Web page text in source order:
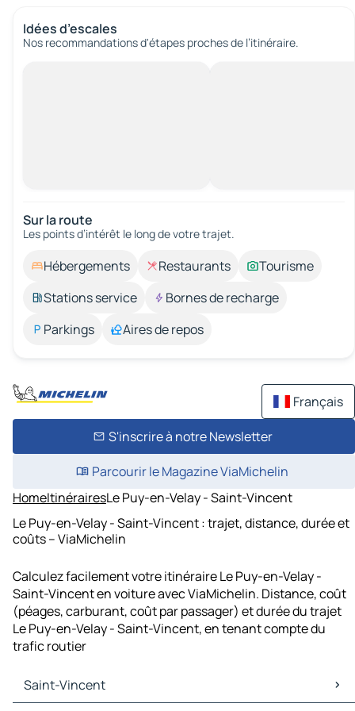
Idées d’escales
Nos recommandations d'étapes proches de l’itinéraire.
Sur la route
Les points d’intérêt le long de votre trajet.
Hébergements Restaurants
Tourisme
Stations service
Bornes de recharge
Parkings
Aires de repos
Français
S'inscrire à notre Newsletter
Parcourir le Magazine ViaMichelin
HomeItinérairesLe Puy-en-Velay - Saint-Vincent
Le Puy-en-Velay - Saint-Vincent : trajet, distance, durée et
coûts – ViaMichelin
Calculez facilement votre itinéraire Le Puy-en-Velay -
Saint-Vincent en voiture avec ViaMichelin. Distance, coût
(péages, carburant, coût par passager) et durée du trajet
Le Puy-en-Velay - Saint-Vincent, en tenant compte du
trafic routier
Saint-Vincent